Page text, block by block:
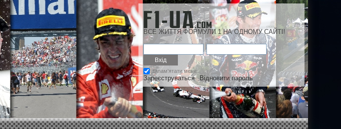
ВСЕ ЖИТТЯ ФОРМУЛИ 1 НА ОДНОМУ САЙТІ!
запам'ятати мене
Зареєструваться Відновити пароль